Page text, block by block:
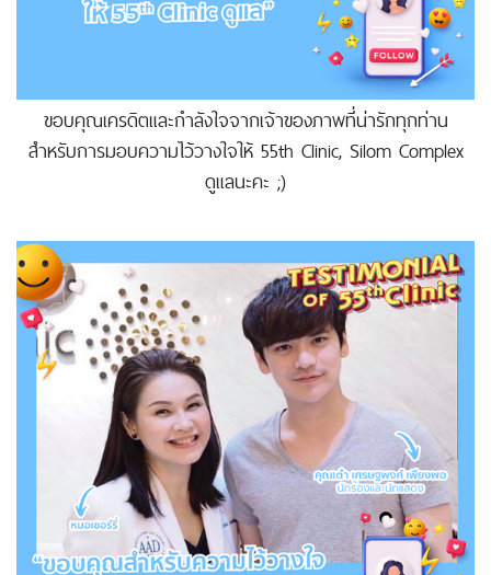
ขอบคุณเครดิตและกำลังใจจากเจ้าของภาพที่น่ารักทุกท่าน
สำหรับการมอบความไว้วางใจให้ 55th Clinic, Silom Complex
ดูแลนะคะ ;)